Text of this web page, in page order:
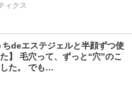
ィクス
deエステジェルと半顔ずつ使
】 毛穴って、ずっと“穴”のこ
た。 でも…